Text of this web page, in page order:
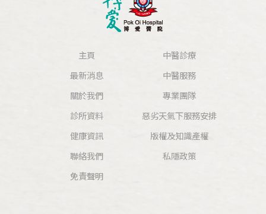
主頁
最新消息
關於我們
中醫診療
中醫服務
專業團隊
診所資料
健康資訊
聯絡我們
惡劣天氣下服務安排
版權及知識產權
私隱政策
免責聲明